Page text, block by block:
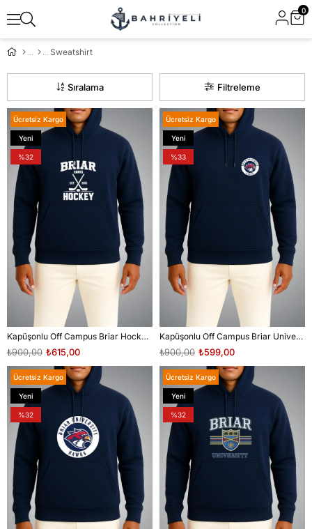
0
Sweatshirt
Filtreleme
Sıralama
Kapüşonlu Off Campus Briar Hockey Göğüs Baskılı Lacivert Unisex Sweatshirt
₺615,00
₺900,00
Ücretsiz Kargo
Yeni
Ürün
%32
Kapüşonlu Off Campus Briar University Hawks Cep Baskılı Lacivert Unisex Sweatshirt
₺599,00
₺900,00
Ücretsiz Kargo
Yeni
Ürün
%33
Ücretsiz Kargo
Yeni
Ürün
%32
Ücretsiz Kargo
Yeni
Ürün
%32